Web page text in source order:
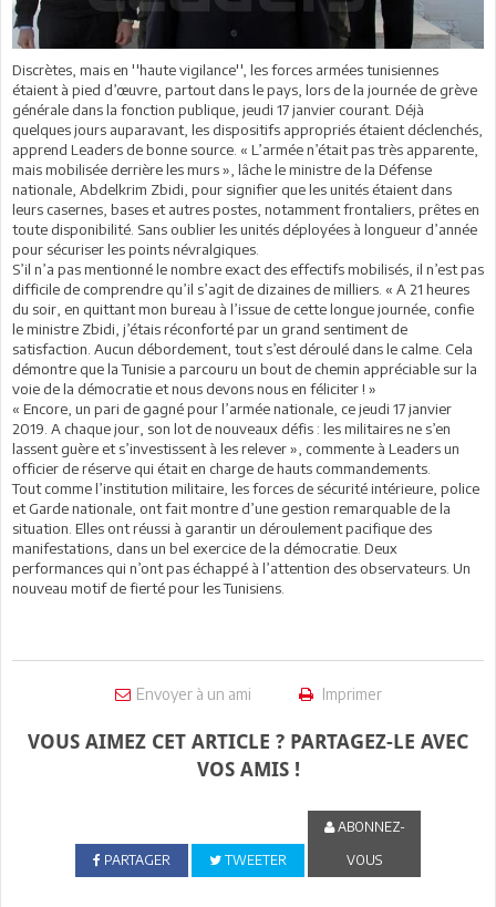
Discrètes, mais en ''haute vigilance'', les forces armées tunisiennes
étaient à pied d’œuvre, partout dans le pays, lors de la journée de grève
générale dans la fonction publique, jeudi 17 janvier courant. Déjà
quelques jours auparavant, les dispositifs appropriés étaient déclenchés,
apprend Leaders de bonne source. « L’armée n’était pas très apparente,
mais mobilisée derrière les murs », lâche le ministre de la Défense
nationale, Abdelkrim Zbidi, pour signifier que les unités étaient dans
leurs casernes, bases et autres postes, notamment frontaliers, prêtes en
toute disponibilité. Sans oublier les unités déployées à longueur d’année
pour sécuriser les points névralgiques.
S’il n’a pas mentionné le nombre exact des effectifs mobilisés, il n’est pas
difficile de comprendre qu’il s’agit de dizaines de milliers. « A 21 heures
du soir, en quittant mon bureau à l’issue de cette longue journée, confie
le ministre Zbidi, j’étais réconforté par un grand sentiment de
satisfaction. Aucun débordement, tout s’est déroulé dans le calme. Cela
démontre que la Tunisie a parcouru un bout de chemin appréciable sur la
voie de la démocratie et nous devons nous en féliciter ! »
« Encore, un pari de gagné pour l’armée nationale, ce jeudi 17 janvier
2019. A chaque jour, son lot de nouveaux défis : les militaires ne s’en
lassent guère et s’investissent à les relever », commente à Leaders un
officier de réserve qui était en charge de hauts commandements.
Tout comme l’institution militaire, les forces de sécurité intérieure, police
et Garde nationale, ont fait montre d’une gestion remarquable de la
situation. Elles ont réussi à garantir un déroulement pacifique des
manifestations, dans un bel exercice de la démocratie. Deux
performances qui n’ont pas échappé à l’attention des observateurs. Un
nouveau motif de fierté pour les Tunisiens.
Envoyer à un ami Imprimer
VOUS AIMEZ CET ARTICLE ? PARTAGEZ-LE AVEC
VOS AMIS !
PARTAGER TWEETER
ABONNEZ-
VOUS